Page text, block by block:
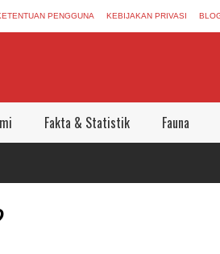
PENGGUNA KEBIJAKAN PRIVASI
Fakta & Statistik Fauna